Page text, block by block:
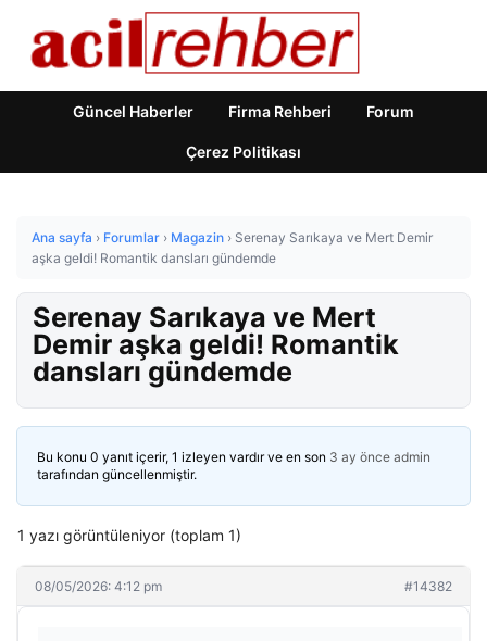
Güncel Haberler Firma Rehberi Forum
Çerez Politikası
Ana sayfa › Forumlar › Magazin › Serenay Sarıkaya ve Mert Demir
aşka geldi! Romantik dansları gündemde
Serenay Sarıkaya ve Mert
Demir aşka geldi! Romantik
dansları gündemde
Bu konu 0 yanıt içerir, 1 izleyen vardır ve en son 3 ay önce admin
tarafından güncellenmiştir.
1 yazı görüntüleniyor (toplam 1)
08/05/2026: 4:12 pm #14382